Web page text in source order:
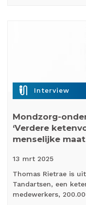
mic_external_on Interview
Mondzorg-
‘Verdere
menselijke
13 mrt 2025
Thomas Rietrae is
Tandartsen, een
medewerkers,